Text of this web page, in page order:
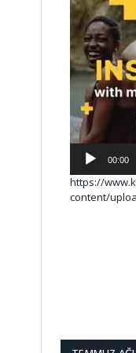
00:00
https://
content/